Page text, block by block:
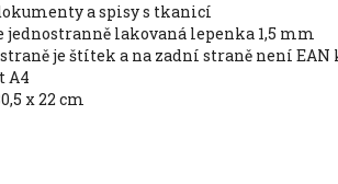
a spisy s tkanicí
jednostranně lakovaná lepenka 1,5 mm
straně je štítek a na zadní straně není EAN
A4
x 22 cm